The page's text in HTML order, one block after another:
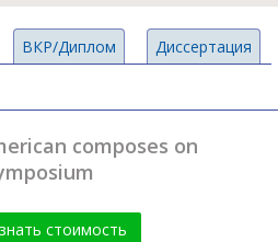
ВКР/Диплом Диссертация
composes on
стоимость